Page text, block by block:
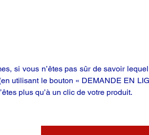
si vous n’êtes pas sûr de savoir
utilisant le bouton « DEMANDE EN
plus qu’à un clic de votre produit.